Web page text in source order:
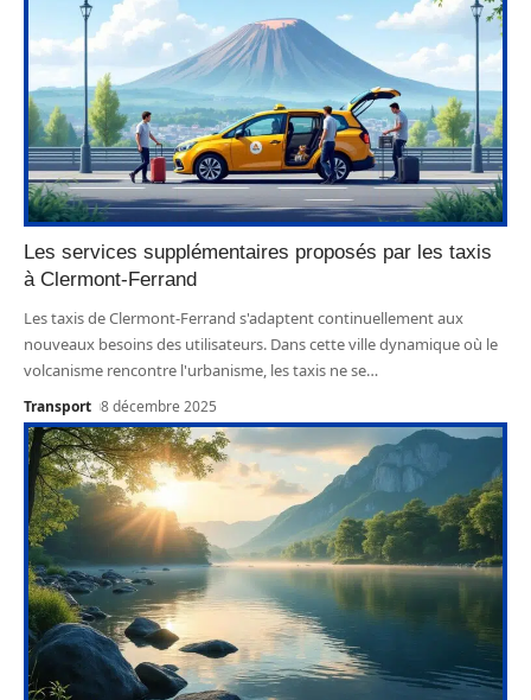
Les services supplémentaires proposés par les taxis
à Clermont-Ferrand
Les taxis de Clermont-Ferrand s'adaptent continuellement aux
nouveaux besoins des utilisateurs. Dans cette ville dynamique où le
volcanisme rencontre l'urbanisme, les taxis ne se…
Transport 8 décembre 2025